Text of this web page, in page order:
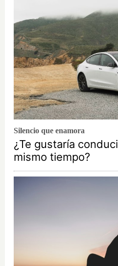
Silencio que enamora
¿Te gustaría
mismo tiempo?